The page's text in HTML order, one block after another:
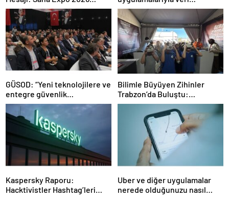
Rekorlarla Kapılarını Kapattı
sızdırıyorlar- Haber Şafak
GÜSOD: “Yeni teknolojilere ve
entegre güvenlik
sistemlerine önem artacak”-
Haber Şafak
Bilimle Büyüyen Zihinler
Trabzon’da Buluştu:
STEAMFEST’te Bilim Rüzgârı
Esti!- Haber Şafak
Kaspersky Raporu:
Hacktivistler Hashtag’leri
Uber ve diğer uygulamalar
nerede olduğunuzu nasıl